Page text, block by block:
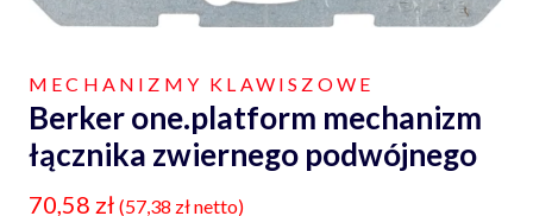
MECHANIZMY KLAWISZOWE
Berker one.platform mechanizm
łącznika zwiernego podwójnego
70,58 zł (57,38 złnetto)